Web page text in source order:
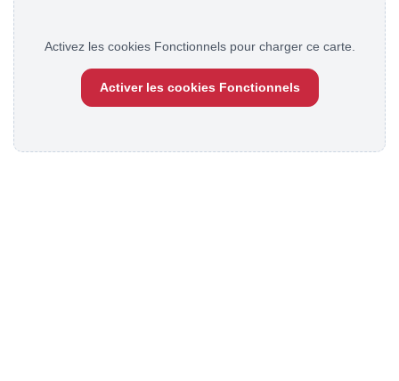
Activez les cookies Fonctionnels pour charger ce carte.
Activer les cookies Fonctionnels